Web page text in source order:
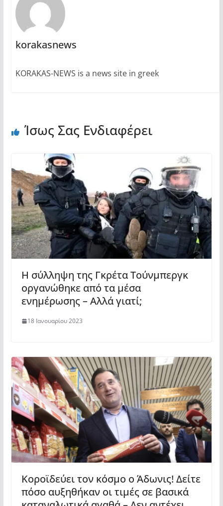
korakasnews
KORAKAS-NEWS is a news site in greek
Ίσως Σας Ενδιαφέρει
Η σύλληψη της Γκρέτα Τούνμπεργκ
οργανώθηκε από τα μέσα
ενημέρωσης – Αλλά γιατί;
18 Ιανουαρίου 2023
Κοροϊδεύει τον κόσμο ο Άδωνις! Δείτε
πόσο αυξηθήκαν οι τιμές σε βασικά